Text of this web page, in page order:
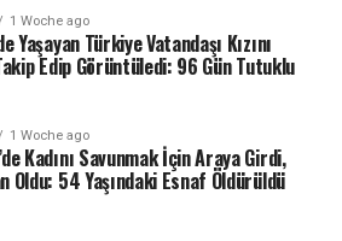
1 Woche ago
Yaşayan Türkiye Vatandaşı Kızını
Edip Görüntüledi: 96 Gün Tutuklu
1 Woche ago
Kadını Savunmak İçin Araya Girdi,
Oldu: 54 Yaşındaki Esnaf Öldürüldü